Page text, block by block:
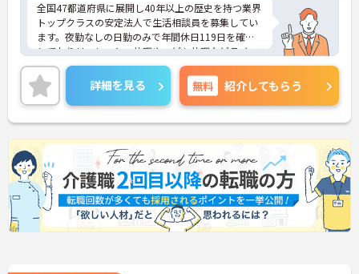
全国47都道府県に展開し40年以上の歴史を持つ業界
トップクラスの安定法人で生活相談員を募集してい
ます。夜勤なしの日勤のみで年間休日119日を確保
しておりリフレッシュ休暇やこども休暇などライフ
ステージに合わせた働き方が可能です。処遇改善手
当の全額還元や実績最大105万円の賞与に加え配偶
者1万円などの手厚い扶養手当をご用意しています。
独自の福利厚生制度によるお祝い金や宿泊費補助な
どスタッフの生活を支える制度も充実しています。
髪色やネイルも自由でご自身の個性を大切にしなが
らのびのびと働ける風通しの良い職場です。階層別
研修や資格取得支援制度が整っているため有資格者
の方がこれまでのご経験を活かしながら将来の管理
職やスペシャリストへと着実にキャリアアップを目
指せるやりがいのある環境です。
詳細を見る 無料 紹介してもらう